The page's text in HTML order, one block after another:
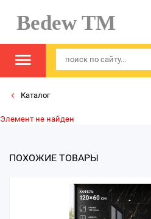
Bedew TM
Каталог
Элемент не найден
ПОХОЖИЕ ТОВАРЫ